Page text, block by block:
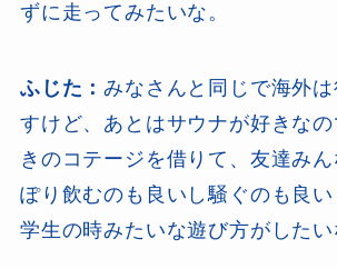
ずに走ってみたいな。
ふじた：みなさんと同じで海外
すけど、あとはサウナが好きな
きのコテージを借りて、友達み
ぽり飲むのも良いし騒ぐのも良い
学生の時みたいな遊び方がした